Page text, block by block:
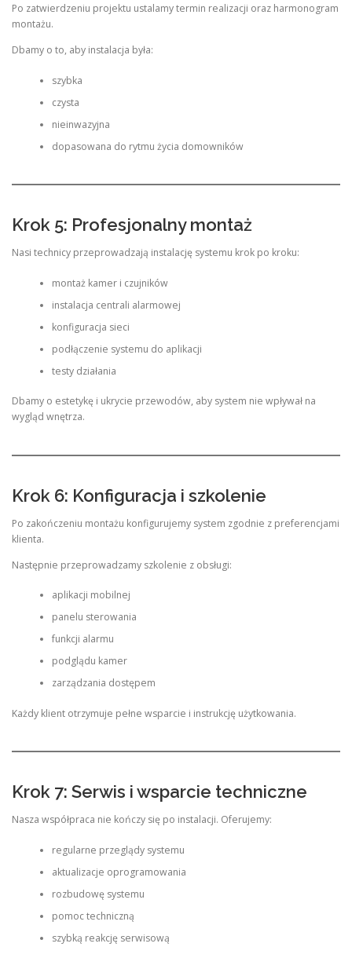
Po zatwierdzeniu projektu ustalamy termin realizacji oraz harmonogram
montażu.
Dbamy o to, aby instalacja była:
szybka
czysta
nieinwazyjna
dopasowana do rytmu życia domowników
Krok 5: Profesjonalny montaż
Nasi technicy przeprowadzają instalację systemu krok po kroku:
montaż kamer i czujników
instalacja centrali alarmowej
konfiguracja sieci
podłączenie systemu do aplikacji
testy działania
Dbamy o estetykę i ukrycie przewodów, aby system nie wpływał na
wygląd wnętrza.
Krok 6: Konfiguracja i szkolenie
Po zakończeniu montażu konfigurujemy system zgodnie z preferencjami
klienta.
Następnie przeprowadzamy szkolenie z obsługi:
aplikacji mobilnej
panelu sterowania
funkcji alarmu
podglądu kamer
zarządzania dostępem
Każdy klient otrzymuje pełne wsparcie i instrukcję użytkowania.
Krok 7: Serwis i wsparcie techniczne
Nasza współpraca nie kończy się po instalacji. Oferujemy:
regularne przeglądy systemu
aktualizacje oprogramowania
rozbudowę systemu
pomoc techniczną
szybką reakcję serwisową